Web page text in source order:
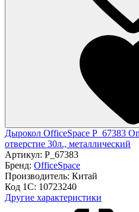
Дырокол OfficeSpace P_67383
отверстие 30л., металлический
Артикул: P_67383
Бренд: OfficeSpace
Производитель: Китай
Код 1С: 10723240
Другие характеристики